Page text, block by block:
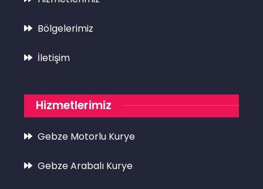
Bölgelerimiz
İletişim
Hizmetlerimiz
Gebze Motorlu Kurye
Gebze Arabalı Kurye